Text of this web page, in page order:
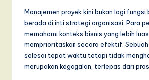
Manajemen proyek kini bukan lagi
berada di inti strategi organisasi. Para
memahami konteks bisnis yang lebih
memprioritaskan secara efektif. Sebuah
selesai tepat waktu tetapi tidak
merupakan kegagalan, terlepas dari